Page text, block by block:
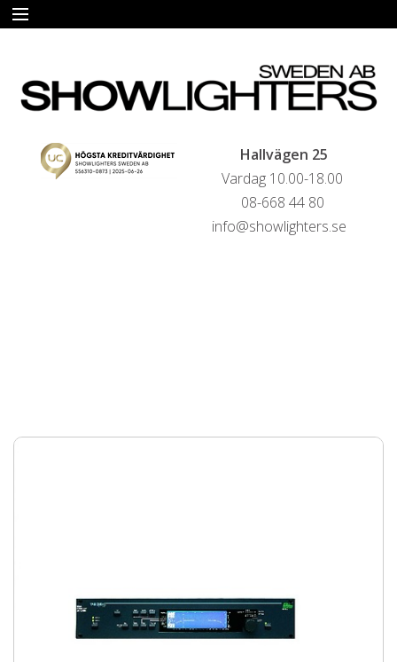
Hallvägen 25
Vardag 10.00-18.00
08-668 44 80
info@showlighters.se
HYRA
FÖRSÄLJNING
LIVESTREAMINGTJÄNSTER